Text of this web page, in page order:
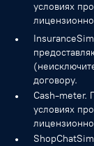
условиях
договору.
Cash-meter.
условиях